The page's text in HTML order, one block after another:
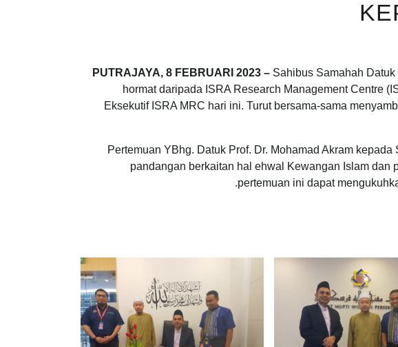
PUTRAJAYA, 8 FEBRUARI 2023 – Sahibus Samahah
hormat daripada ISRA Research Management Centre
Eksekutif ISRA MRC hari ini. Turut bersama-sama
Pertemuan YBhg. Datuk Prof. Dr. Mohamad Akram
pandangan berkaitan hal ehwal Kewangan Islam dan
pertemuan ini dapat